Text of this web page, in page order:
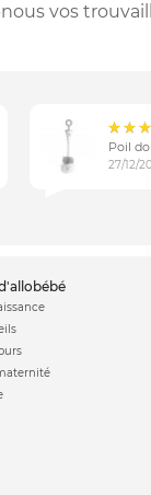
vos
27/12/